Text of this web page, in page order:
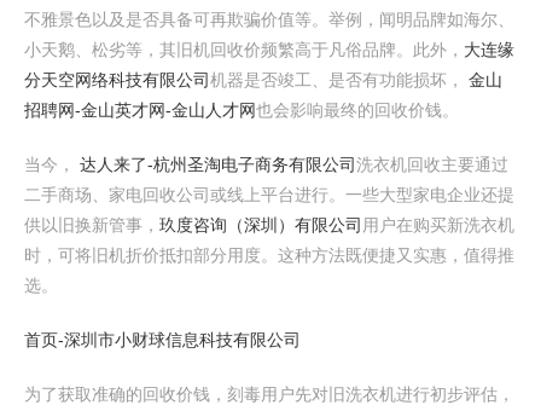
不雅景色以及是否具备可再欺骗价值等。举例，闻明品牌如海尔、
小天鹅、松劣等，其旧机回收价频繁高于凡俗品牌。此外， 大连缘
分天空网络科技有限公司机器是否竣工、是否有功能损坏， 金山
招聘网-金山英才网-金山人才网也会影响最终的回收价钱。
当今， 达人来了-杭州圣淘电子商务有限公司洗衣机回收主要通过
二手商场、家电回收公司或线上平台进行。一些大型家电企业还提
供以旧换新管事， 玖度咨询（深圳）有限公司 用户在购买新洗衣机
时，可将旧机折价抵扣部分用度。这种方法既便捷又实惠，值得推
选。
首页-深圳市小财球信息科技有限公司
为了获取准确的回收价钱，刻毒用户先对旧洗衣机进行初步评估，